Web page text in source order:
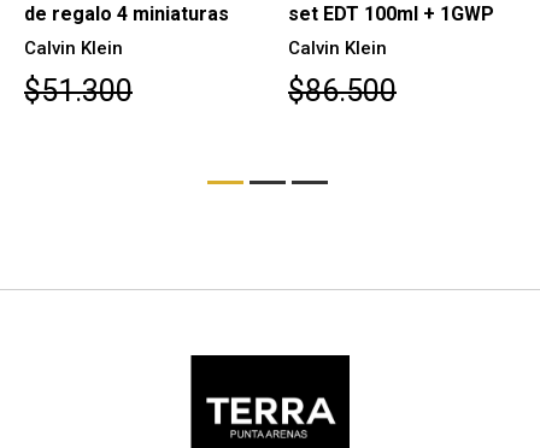
de regalo 4 miniaturas
Calvin Klein
$51.300
set EDT 100ml + 1GWP
Calvin Klein
$86.500